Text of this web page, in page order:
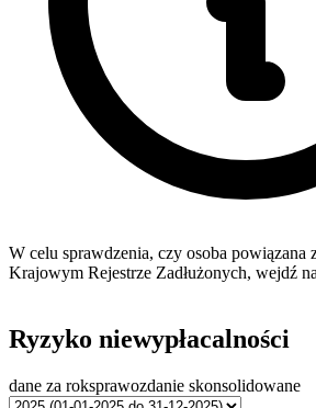
W celu sprawdzenia, czy osoba powiązana
Krajowym Rejestrze Zadłużonych, wejdź
Ryzyko niewypłacalności
dane za roksprawozdanie skonsolidowane